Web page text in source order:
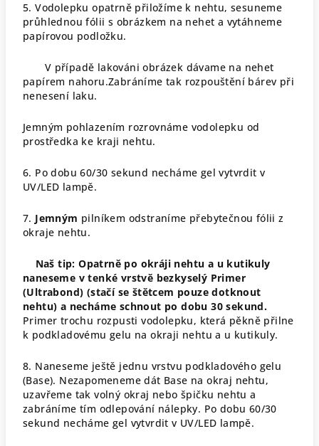
5. Vodolepku opatrně přiložíme k nehtu, sesuneme
průhlednou fólii s obrázkem na nehet a vytáhneme
papírovou podložku.
V případě lakováni obrázek dávame na nehet
papírem nahoru.Zabráníme tak rozpouštění bárev při
nenesení laku.
Jemným pohlazením rozrovnáme vodolepku od
prostředka ke kraji nehtu.
6. Po dobu 60/30 sekund necháme gel vytvrdit v
UV/LED lampě.
7. Jemným pilníkem odstraníme přebytečnou fólii z
okraje nehtu.
Naš tip: Opatrně po okráji nehtu a u kutikuly
naneseme v tenké vrstvě bezkyselý Primer
(Ultrabond) (stačí se štětcem pouze dotknout
nehtu) a necháme schnout po dobu 30 sekund.
Primer trochu rozpusti vodolepku, která pěkně přilne
k podkladovému gelu na okraji nehtu a u kutikuly.
8. Naneseme ještě jednu vrstvu podkladového gelu
(Base). Nezapomeneme dát Base na okraj nehtu,
uzavřeme tak volný okraj nebo špičku nehtu a
zabráníme tím odlepování nálepky. Po dobu 60/30
sekund necháme gel vytvrdit v UV/LED lampě.